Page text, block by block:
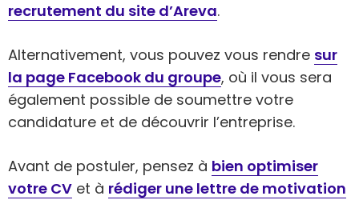
recrutement du site d’Areva.
Alternativement, vous pouvez vous rendre sur
la page Facebook du groupe, où il vous sera
également possible de soumettre votre
candidature et de découvrir l’entreprise.
Avant de postuler, pensez à bien optimiser
votre CV et à rédiger une lettre de motivation